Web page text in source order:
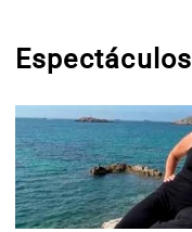
Espectáculos